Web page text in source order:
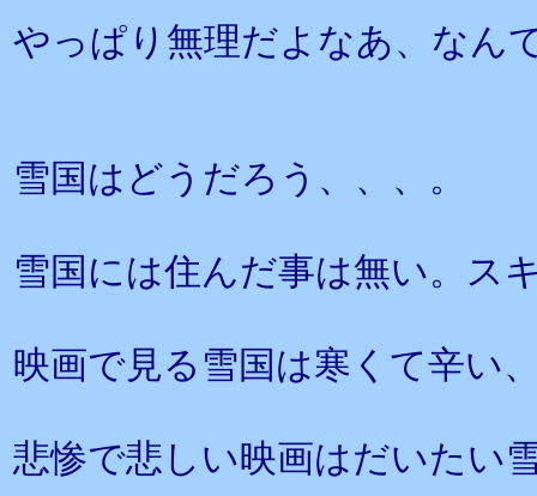
やっぱり無理だよなあ、なん
雪国はどうだろう、、、。
雪国には住んだ事は無い。ス
映画で見る雪国は寒くて辛い
悲惨で悲しい映画はだいたい